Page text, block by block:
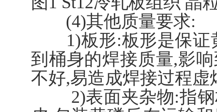
(4)其他质量要求:
1)板形:板形是保证
到桶身的焊接质量,影
不好,易造成焊接过程虚
2)表面夹杂物:指钢